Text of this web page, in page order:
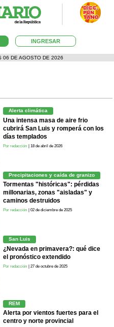
INGRESAR
06 DE AGOSTO DE 2026
Alerta climática
Una intensa masa de aire frio
cubrirá San Luis y romperá con los
días templados
Por redacción | 18 de abril de 2026
Precipitaciones y caída de granizo
Tormentas "históricas": pérdidas
millonarias, zonas "aisladas" y
caminos destruidos
Por redacción | 02 de diciembre de 2025
San Luis
¿Nevada en primavera?: qué dice
el pronóstico extendido
Por redacción | 27 de octubre de 2025
REM
Alerta por vientos fuertes para el
centro y norte provincial